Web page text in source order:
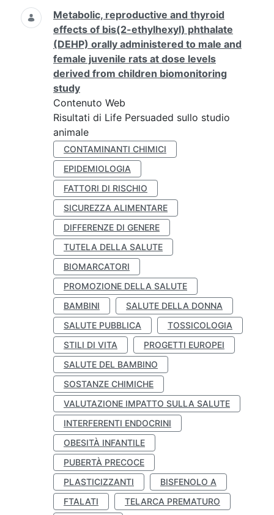
Ricerca
Metabolic, reproductive and thyroid
effects of bis(2-ethylhexyl) phthalate
(DEHP) orally administered to male and
female juvenile rats at dose levels
derived from children biomonitoring
study
Contenuto Web
Risultati di Life Persuaded sullo studio
animale
CONTAMINANTI CHIMICI
EPIDEMIOLOGIA
FATTORI DI RISCHIO
SICUREZZA ALIMENTARE
DIFFERENZE DI GENERE
TUTELA DELLA SALUTE
BIOMARCATORI
PROMOZIONE DELLA SALUTE
BAMBINI
SALUTE DELLA DONNA
SALUTE PUBBLICA
TOSSICOLOGIA
STILI DI VITA
PROGETTI EUROPEI
SALUTE DEL BAMBINO
SOSTANZE CHIMICHE
VALUTAZIONE IMPATTO SULLA SALUTE
INTERFERENTI ENDOCRINI
OBESITÀ INFANTILE
PUBERTÀ PRECOCE
PLASTICIZZANTI
BISFENOLO A
FTALATI
TELARCA PREMATURO